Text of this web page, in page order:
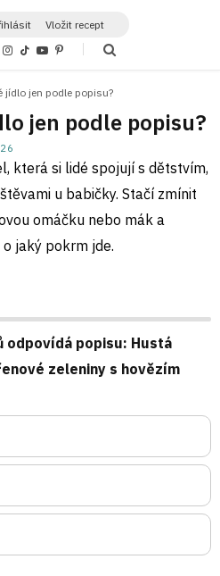
Vložit recept
X
I
a
r
a
T
o
Y
u
e
P
e
e
jídlo jen podle popisu?
jen podle popisu?
která si lidé spojují s dětstvím,
u babičky. Stačí zmínit
omáčku nebo mák a
jaký pokrm jde.
popisu: Hustá
zeleniny s hovězím